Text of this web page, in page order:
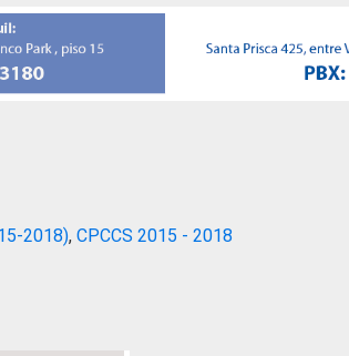
2018), CPCCS 2015 - 2018